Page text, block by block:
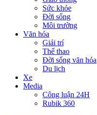
Sức khỏe
Đời sống
Môi trường
Văn hóa
Giải trí
Thể thao
Đời sống văn hóa
Du lịch
Xe
Media
Công luận 24H
Rubik 360